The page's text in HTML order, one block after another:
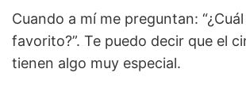
Cuando a mí me preguntan:
favorito?”. Te puedo decir que el
tienen algo muy especial.